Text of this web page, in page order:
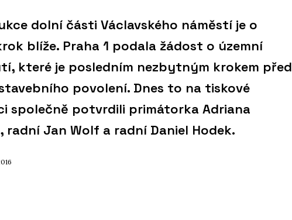
dolní části Václavského náměstí je o
blíže. Praha 1 podala žádost o územní
které je posledním nezbytným krokem před
povolení. Dnes to na tiskové
společně potvrdili primátorka Adriana
radní Jan Wolf a radní Daniel Hodek.